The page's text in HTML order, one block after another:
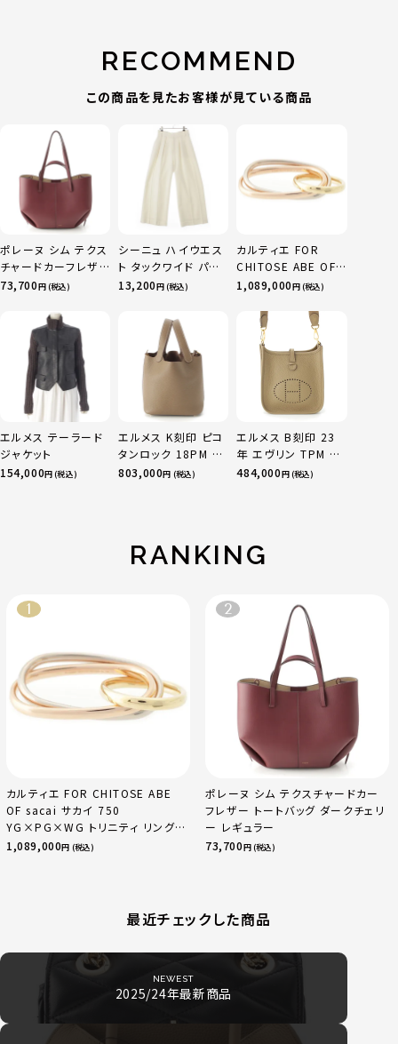
RECOMMEND
この商品を見たお客様が見ている商品
ポレーヌ シム テクス
チャードカーフレザ
ー トートバッグ ダー
73,700円 (税込)
シーニュ ハイウエス
ト タックワイド パン
ツ ボトムス オフホワ
13,200円 (税込)
カルティエ FOR
CHITOSE ABE OF
sacai サカイ 750
ニティ リング 指輪 マ
ルチカラー 50 51
52 24.9g
1,089,000円 (税込)
エルメス テーラード
ジャケット
154,000円 (税込)
エルメス K刻印 ピコ
タンロック 18PM ト
リヨン ハンドバッグ
803,000円 (税込)
エルメス B刻印 23
年 エヴリン TPM 16
アマゾン トリヨンク
484,000円 (税込)
RANKING
カルティエ FOR CHITOSE ABE
OF sacai サカイ 750
YG×PG×WG トリニティ リング
指輪 マルチカラー 50 51 52
1,089,000円 (税込)
ポレーヌ シム テクスチャードカー
フレザー トートバッグ ダークチェリ
ー レギュラー
73,700円 (税込)
最近チェックした商品
NEWEST
2025/24年最新商品